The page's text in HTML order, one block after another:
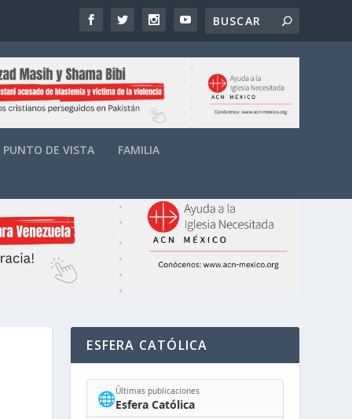
PUNTO DE VISTA FAMILIA
ESFERA CATÓLICA
🌐Últimas publicaciones
Esfera Católica